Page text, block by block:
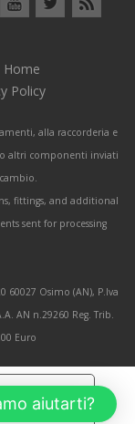
Home
Policy
alla raccorderia e
altri componenti inviati
fittings, and additional
sent for processing
60027 Osimo (AN), P.Iva
AN n.29260 Reg. Trib.
Euro
aiutarti?
privacy